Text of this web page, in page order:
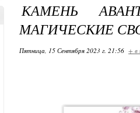
КАМЕНЬ
МАГИЧЕСКИЕ
Пятница, 15 Сентября 2023 г. 21:56 + в